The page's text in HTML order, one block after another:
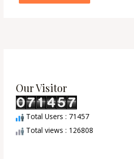
Our Visitor
Total Users : 71457
Total views : 126808